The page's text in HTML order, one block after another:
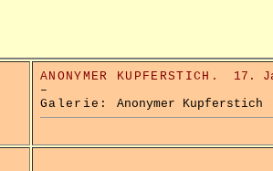
ANONYMER KUPFERSTICH.
17.
–
Galerie: Anonymer Kupferstich